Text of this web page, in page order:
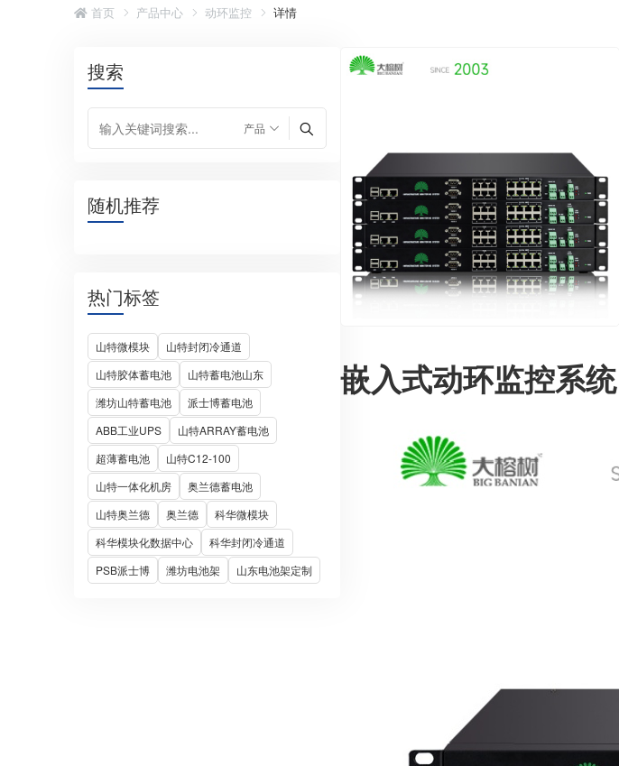
首页 产品中心 动环监控 详情
搜索
随机推荐
热门标签
山特微模块
山特封闭冷通道
山特胶体蓄电池
山特蓄电池山东
潍坊山特蓄电池
派士博蓄电池
ABB工业UPS
山特ARRAY蓄电池
超薄蓄电池
山特C12-100
山特一体化机房
奥兰德蓄电池
山特奥兰德
奥兰德
科华微模块
科华模块化数据中心
科华封闭冷通道
PSB派士博
潍坊电池架 山东电池架定制
嵌入式动环监控系统